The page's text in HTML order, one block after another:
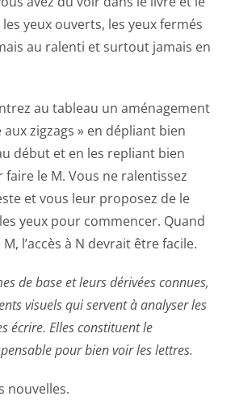
yeux ouverts, les yeux fermés
au ralenti et surtout jamais en
au tableau un aménagement
zigzags » en dépliant bien
début et en les repliant bien
le M. Vous ne ralentissez
et vous leur proposez de le
yeux pour commencer. Quand
l’accès à N devrait être facile.
de base et leursdérivées connues,
visuels qui servent à analyser les
écrire. Elles constituent le
pour bien voir les lettres.
nouvelles.